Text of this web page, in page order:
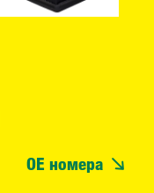
OE номера